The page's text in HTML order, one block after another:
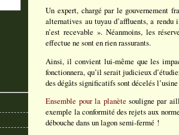
Un expert, chargé par le gouvernement
alternatives au tuyau d’affluents, a
n’est recevable ». Néanmoins, les
effectue ne sont en rien rassurants.
Ainsi, il convient lui-même que les
fonctionnera, qu’il serait judicieux
des dégâts significatifs sont décelés
Ensemble pour la planètesouligne par
exemple la conformité des rejets aux
débouche dans un lagon semi-fermé !